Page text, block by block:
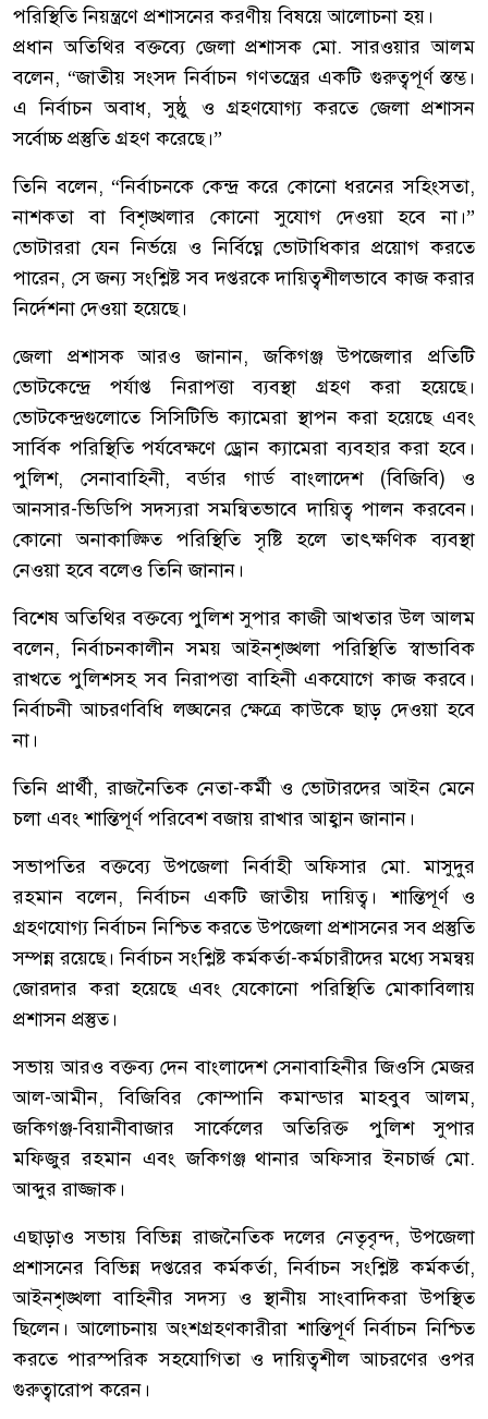
পরিস্থিতি নিয়ন্ত্রণে প্রশাসনের করণীয় বিষয়ে আলোচনা হয়।
প্রধান অতিথির বক্তব্যে জেলা প্রশাসক মো. সারওয়ার আলম
বলেন, “জাতীয় সংসদ নির্বাচন গণতন্ত্রের একটি গুরুত্বপূর্ণ স্তম্ভ।
এ নির্বাচন অবাধ, সুষ্ঠু ও গ্রহণযোগ্য করতে জেলা প্রশাসন
সর্বোচ্চ প্রস্তুতি গ্রহণ করেছে।”
তিনি বলেন, “নির্বাচনকে কেন্দ্র করে কোনো ধরনের সহিংসতা,
নাশকতা বা বিশৃঙ্খলার কোনো সুযোগ দেওয়া হবে না।”
ভোটাররা যেন নির্ভয়ে ও নির্বিঘ্নে ভোটাধিকার প্রয়োগ করতে
পারেন, সে জন্য সংশ্লিষ্ট সব দপ্তরকে দায়িত্বশীলভাবে কাজ করার
নির্দেশনা দেওয়া হয়েছে।
জেলা প্রশাসক আরও জানান, জকিগঞ্জ উপজেলার প্রতিটি
ভোটকেন্দ্রে পর্যাপ্ত নিরাপত্তা ব্যবস্থা গ্রহণ করা হয়েছে।
ভোটকেন্দ্রগুলোতে সিসিটিভি ক্যামেরা স্থাপন করা হয়েছে এবং
সার্বিক পরিস্থিতি পর্যবেক্ষণে ড্রোন ক্যামেরা ব্যবহার করা হবে।
পুলিশ, সেনাবাহিনী, বর্ডার গার্ড বাংলাদেশ (বিজিবি) ও
আনসার-ভিডিপি সদস্যরা সমন্বিতভাবে দায়িত্ব পালন করবেন।
কোনো অনাকাঙ্ক্ষিত পরিস্থিতি সৃষ্টি হলে তাৎক্ষণিক ব্যবস্থা
নেওয়া হবে বলেও তিনি জানান।
বিশেষ অতিথির বক্তব্যে পুলিশ সুপার কাজী আখতার উল আলম
বলেন, নির্বাচনকালীন সময় আইনশৃঙ্খলা পরিস্থিতি স্বাভাবিক
রাখতে পুলিশসহ সব নিরাপত্তা বাহিনী একযোগে কাজ করবে।
নির্বাচনী আচরণবিধি লঙ্ঘনের ক্ষেত্রে কাউকে ছাড় দেওয়া হবে
না।
তিনি প্রার্থী, রাজনৈতিক নেতা-কর্মী ও ভোটারদের আইন মেনে
চলা এবং শান্তিপূর্ণ পরিবেশ বজায় রাখার আহ্বান জানান।
সভাপতির বক্তব্যে উপজেলা নির্বাহী অফিসার মো. মাসুদুর
রহমান বলেন, নির্বাচন একটি জাতীয় দায়িত্ব। শান্তিপূর্ণ ও
গ্রহণযোগ্য নির্বাচন নিশ্চিত করতে উপজেলা প্রশাসনের সব প্রস্তুতি
সম্পন্ন রয়েছে। নির্বাচন সংশ্লিষ্ট কর্মকর্তা-কর্মচারীদের মধ্যে সমন্বয়
জোরদার করা হয়েছে এবং যেকোনো পরিস্থিতি মোকাবিলায়
প্রশাসন প্রস্তুত।
সভায় আরও বক্তব্য দেন বাংলাদেশ সেনাবাহিনীর জিওসি মেজর
আল-আমীন, বিজিবির কোম্পানি কমান্ডার মাহবুব আলম,
জকিগঞ্জ-বিয়ানীবাজার সার্কেলের অতিরিক্ত পুলিশ সুপার
মফিজুর রহমান এবং জকিগঞ্জ থানার অফিসার ইনচার্জ মো.
আব্দুর রাজ্জাক।
এছাড়াও সভায় বিভিন্ন রাজনৈতিক দলের নেতৃবৃন্দ, উপজেলা
প্রশাসনের বিভিন্ন দপ্তরের কর্মকর্তা, নির্বাচন সংশ্লিষ্ট কর্মকর্তা,
আইনশৃঙ্খলা বাহিনীর সদস্য ও স্থানীয় সাংবাদিকরা উপস্থিত
ছিলেন। আলোচনায় অংশগ্রহণকারীরা শান্তিপূর্ণ নির্বাচন নিশ্চিত
করতে পারস্পরিক সহযোগিতা ও দায়িত্বশীল আচরণের ওপর
গুরুত্বারোপ করেন।